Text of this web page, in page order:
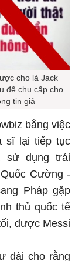
cho là Jack
để chu cấp cho
tin giả
bằng việc
sĩ lại tiếp tục
sử dụng trái
Cường -
Pháp gặp
thủ quốc tế
được Messi
dài cho rằng